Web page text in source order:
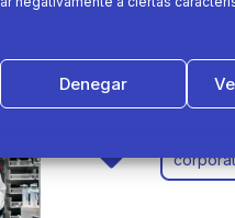
Denegar
Decathlon y
inclusión